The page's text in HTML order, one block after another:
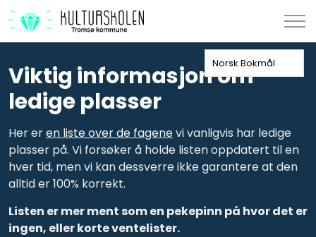
Viktig informasjon om
ledige plasser
Her eren liste over de fagenevi vanligvis har ledige
plasser på. Vi forsøker å holde listen oppdatert til en
hver tid, men vi kan dessverre ikke garantere at den
alltid er 100% korrekt.
Listen er mer ment som en pekepinn på hvor det er
ingen, eller korte ventelister.
Norsk Bokmål